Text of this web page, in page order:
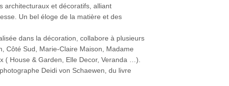
architecturaux et décoratifs, alliant
Un bel éloge de la matière et des
dans la décoration, collabore à plusieurs
Côté Sud, Marie-Claire Maison, Madame
( House & Garden, Elle Decor, Veranda …).
Deidi von Schaewen, du livre